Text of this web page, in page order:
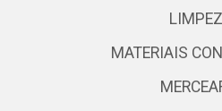
MATERIAIS